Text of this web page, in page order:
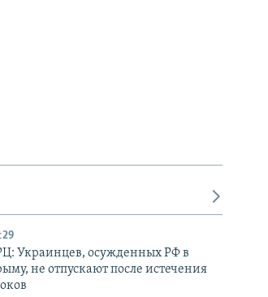
Украинцев, осужденных РФ в
не отпускают после истечения